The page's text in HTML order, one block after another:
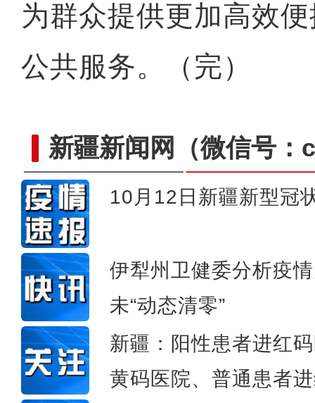
为群众提供更加高效
公共服务。（完）
新疆新闻网 （微信号
10月12日新疆新型冠
伊犁州卫健委分析疫
未“动态清零”
新疆：阳性患者进红
黄码医院、普通患者